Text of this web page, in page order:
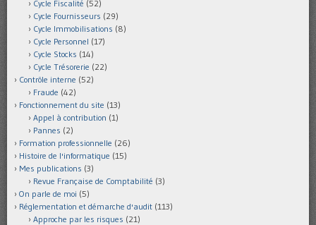
Cycle Fiscalité (52)
Cycle Fournisseurs (29)
Cycle Immobilisations (8)
Cycle Personnel (17)
Cycle Stocks (14)
Cycle Trésorerie (22)
Contrôle interne (52)
Fraude (42)
Fonctionnement du site (13)
Appel à contribution (1)
Pannes (2)
Formation professionnelle (26)
Histoire de l'informatique (15)
Mes publications (3)
Revue Française de Comptabilité (3)
On parle de moi (5)
Réglementation et démarche d'audit (113)
Approche par les risques (21)